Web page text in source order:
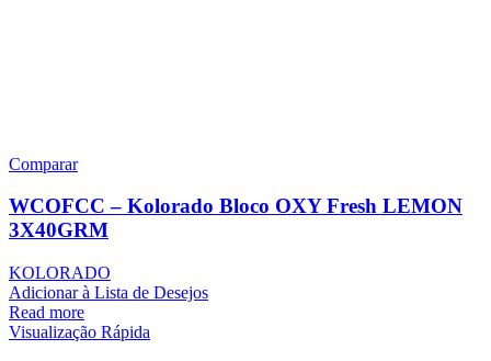
Comparar
WCOFCC – Kolorado Bloco OXY Fresh LEMON
3X40GRM
KOLORADO
Adicionar à Lista de Desejos
Read more
Visualização Rápida